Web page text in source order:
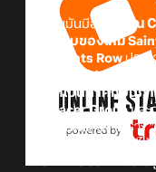
ประเด็นมันมีอยู่ว่า
คุณ
ออกแบบของเกม
ของ Saints Rowประ
เสนอ (Pitch) แนวคิด
Row ที่เป็นภาคก่อนภ
Embracer Groupและ
ทำให้คุณผิดหวัง เพราะ"
ผมสำหรับเกมนี้มันไม่ได้
แนว VR แต่มันจะกลับไ